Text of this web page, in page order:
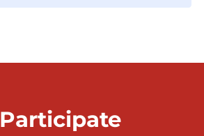
Participate